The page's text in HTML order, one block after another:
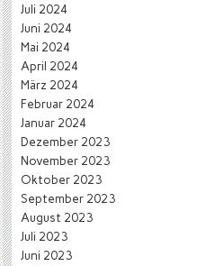
Juli 2024
Juni 2024
Mai 2024
April 2024
März 2024
Februar 2024
Januar 2024
Dezember 2023
November 2023
Oktober 2023
September 2023
August 2023
Juli 2023
Juni 2023